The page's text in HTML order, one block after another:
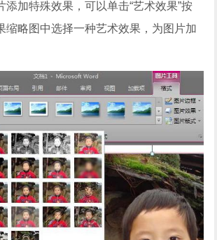
加特殊效果，可以单击“艺术效果”按
缩略图中选择一种艺术效果，为图片加